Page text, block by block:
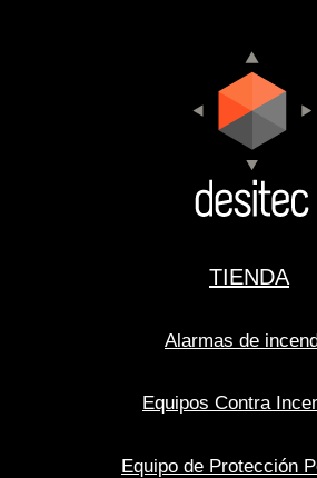
TIENDA
Alarmas de
Equipos Contra
Equipo de Protección